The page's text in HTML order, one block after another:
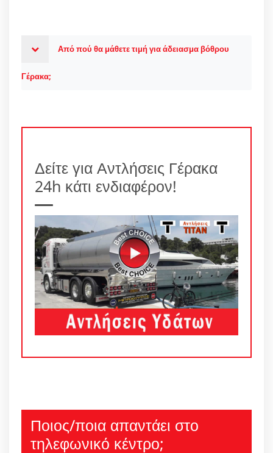
Από πού θα μάθετε τιμή για άδειασμα βόθρου
Γέρακα;
Δείτε για Αντλήσεις Γέρακα
24h κάτι ενδιαφέρον!
Ποιος/ποια απαντάει στο
τηλεφωνικό κέντρο;